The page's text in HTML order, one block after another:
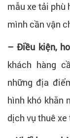
mẫu xe tải phù
mình cần vận
– Điều kiện,
khách hàng
những địa
hình khó khăn
dịch vụ thuê